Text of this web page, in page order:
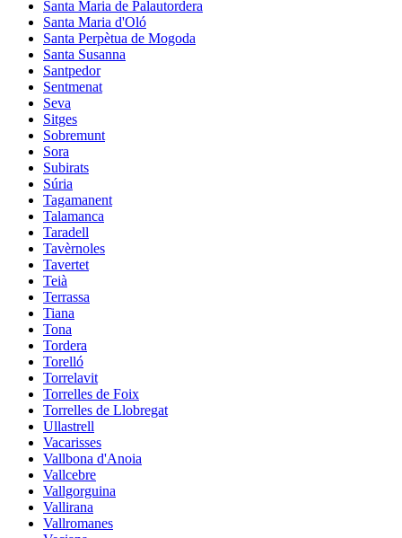
Santa Maria de Palautordera
Santa Maria d'Oló
Santa Perpètua de Mogoda
Santa Susanna
Santpedor
Sentmenat
Seva
Sitges
Sobremunt
Sora
Subirats
Súria
Tagamanent
Talamanca
Taradell
Tavèrnoles
Tavertet
Teià
Terrassa
Tiana
Tona
Tordera
Torelló
Torrelavit
Torrelles de Foix
Torrelles de Llobregat
Ullastrell
Vacarisses
Vallbona d'Anoia
Vallcebre
Vallgorguina
Vallirana
Vallromanes